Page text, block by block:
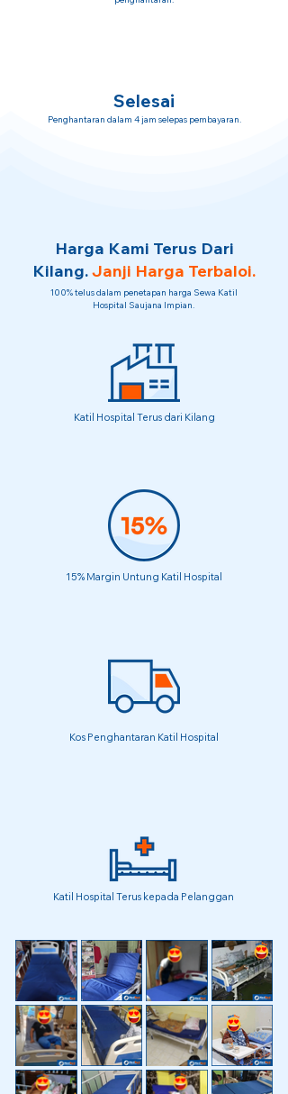
Selesai
Penghantaran dalam 4 jam selepas pembayaran.
Harga Kami Terus Dari
Kilang.Janji Harga Terbaloi.
100% telus dalam penetapan harga Sewa Katil
Hospital Saujana Impian.
Katil Hospital Terus dari Kilang
15% Margin Untung Katil Hospital
Kos Penghantaran Katil Hospital
Katil Hospital Terus kepada Pelanggan